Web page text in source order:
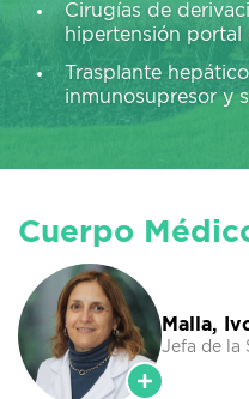
Cirugías de
hipertensión portal
Trasplante
inmunosupresor y
Cuerpo
Malla,
Jefa de la